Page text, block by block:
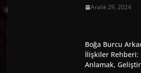
Aralık 29, 2024
Boğa Burcu
İlişkiler Rehberi:
Anlamak,